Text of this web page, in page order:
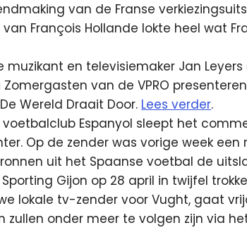
van de Franse
François Hollande lokte heel wat
muzikant en televisiemaker Jan
van de VPRO
Wereld Draait Door. Lees verder.
voetbalclub Espanyol sleept het
Op de zender was vorige week
uit het Spaanse voetbal de
Gijon op 28 april in twijfel
lokale tv-zender voor Vught, gaat
zullen onder meer te volgen zijn via